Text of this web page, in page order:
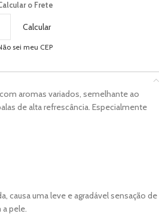
o Frete
Calcular
sei meu CEP
aromas variados, semelhante ao
de alta refrescância. Especialmente
causa uma leve e agradável sensação de
pele.